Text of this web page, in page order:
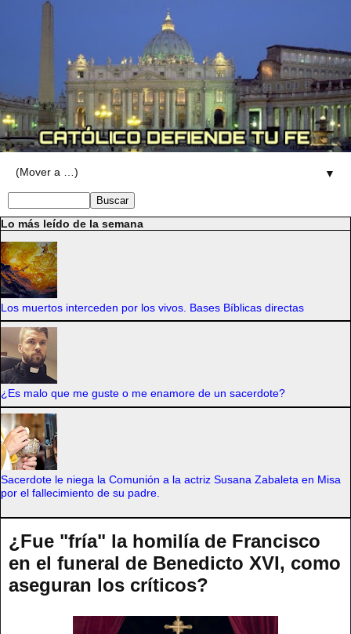
▼
Lo más leído de la semana
Los muertos interceden por los vivos. Bases Bíblicas directas
¿Es malo que me guste o me enamore de un sacerdote?
Sacerdote le niega la Comunión a la actriz Susana Zabaleta en Misa
por el fallecimiento de su padre.
¿Fue "fría" la homilía de Francisco
en el funeral de Benedicto XVI, como
aseguran los críticos?